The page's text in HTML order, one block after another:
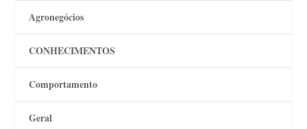
Agronegócios
CONHECIMENTOS
Comportamento
Geral